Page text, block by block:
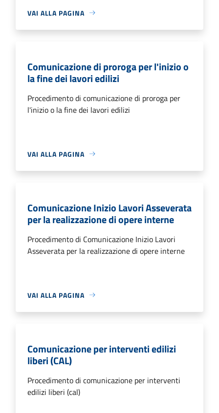
VAI ALLA PAGINA
Comunicazione di proroga per l'inizio o
la fine dei lavori edilizi
Procedimento di comunicazione di proroga per
l'inizio o la fine dei lavori edilizi
VAI ALLA PAGINA
Comunicazione Inizio Lavori Asseverata
per la realizzazione di opere interne
Procedimento di Comunicazione Inizio Lavori
Asseverata per la realizzazione di opere interne
VAI ALLA PAGINA
Comunicazione per interventi edilizi
liberi (CAL)
Procedimento di comunicazione per interventi
edilizi liberi (cal)